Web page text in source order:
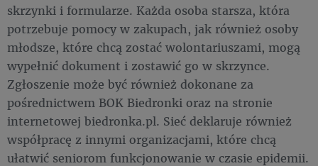
skrzynki i formularze. Każda osoba starsza, która
potrzebuje pomocy w zakupach, jak również osoby
młodsze, które chcą zostać wolontariuszami, mogą
wypełnić dokument i zostawić go w skrzynce.
Zgłoszenie może być również dokonane za
pośrednictwem BOK Biedronki oraz na stronie
internetowej biedronka.pl. Sieć deklaruje również
współpracę z innymi organizacjami, które chcą
ułatwić seniorom funkcjonowanie w czasie epidemii.